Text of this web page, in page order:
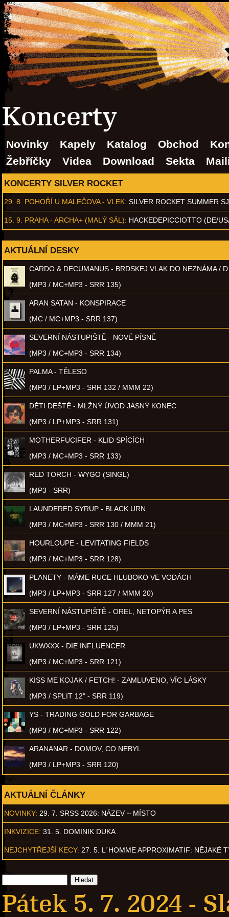
Koncerty
Novinky Kapely Katalog Obchod
Žebříčky
Videa Download Sekta
KONCERTY SILVER ROCKET
29. 8. POHOŘÍ U MALEČOVA - VLEK: SILVER ROCKET SUMMER
15. 9. PRAHA - ARCHA+ (MALÝ SÁL): HACKEDEPICCIOTTO (DE/
AKTUÁLNÍ DESKY
CARDO & DECUMANUS - BRDSKEJ VLAK DO NEZNÁMA /
(MP3 / MC+MP3 - SRR 135)
ARAN SATAN - KONSPIRACE
(MC / MC+MP3 - SRR 137)
SEVERNÍ NÁSTUPIŠTĚ - NOVÉ PÍSNĚ
(MP3 / MC+MP3 - SRR 134)
PALMA - TĚLESO
(MP3 / LP+MP3 - SRR 132 / MMM 22)
DĚTI DEŠTĚ - MLŽNÝ ÚVOD JASNÝ KONEC
(MP3 / LP+MP3 - SRR 131)
MOTHERFUCIFER - KLID SPÍCÍCH
(MP3 / MC+MP3 - SRR 133)
RED TORCH - WYGO (SINGL)
(MP3 - SRR)
LAUNDERED SYRUP - BLACK URN
(MP3 / MC+MP3 - SRR 130 / MMM 21)
HOURLOUPE - LEVITATING FIELDS
(MP3 / MC+MP3 - SRR 128)
PLANETY - MÁME RUCE HLUBOKO VE VODÁCH
(MP3 / LP+MP3 - SRR 127 / MMM 20)
SEVERNÍ NÁSTUPIŠTĚ - OREL, NETOPÝR A PES
(MP3 / LP+MP3 - SRR 125)
UKWXXX - DIE INFLUENCER
(MP3 / MC+MP3 - SRR 121)
KISS ME KOJAK / FETCH! - ZAMLUVENO, VÍC LÁSKY
(MP3 / SPLIT 12" - SRR 119)
YS - TRADING GOLD FOR GARBAGE
(MP3 / MC+MP3 - SRR 122)
ARANANAR - DOMOV, CO NEBYL
(MP3 / LP+MP3 - SRR 120)
AKTUÁLNÍ ČLÁNKY
NOVINKY: 29. 7. SRSS 2026: NÁZEV ~ MÍSTO
INKVIZICE: 31. 5. DOMINIK DUKA
NEJCHYTŘEJŠÍ KECY: 27. 5. L´HOMME APPROXIMATIF: NĚJAKÉ
Pátek 5. 7. 2024 -